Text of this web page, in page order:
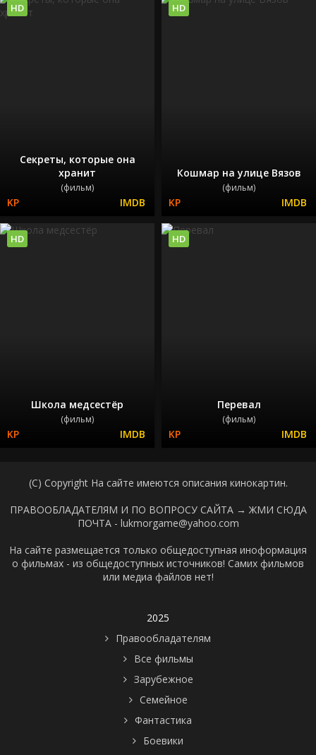
Секреты, которые она
хранит
(фильм)
HD
Кошмар на улице Вязов
(фильм)
HD
Школа медсестёр
(фильм)
HD
Перевал
(фильм)
HD
(C) Copyright На сайте имеются описания кинокартин.
ПРАВООБЛАДАТЕЛЯМ И ПО ВОПРОСУ САЙТА → ЖМИ СЮДА
ПОЧТА - lukmorgame@yahoo.com
На сайте размещается только общедоступная иноформация
о фильмах - из общедоступных источников! Самих фильмов
или медиа файлов нет!
2025
Правообладателям
Все фильмы
Зарубежное
Семейное
Фантастика
Боевики